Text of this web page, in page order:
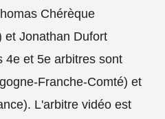
Chérèque
et Jonathan Dufort
4e et 5e arbitres sont
Franche-Comté) et
L'arbitre vidéo est